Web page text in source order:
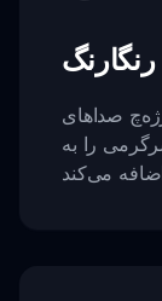
صداهای
را به